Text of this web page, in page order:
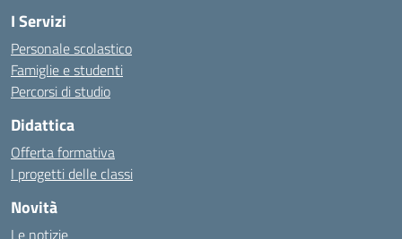
I Servizi
Personale scolastico
Famiglie e studenti
Percorsi di studio
Didattica
Offerta formativa
I progetti delle classi
Novità
Le notizie